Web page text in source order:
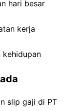
hari besar
kerja
kehidupan
slip gaji di PT